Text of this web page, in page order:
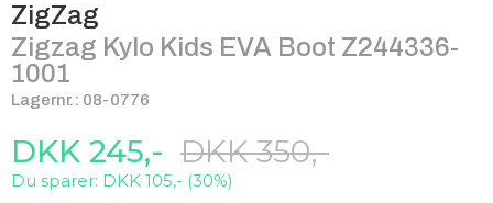
ZigZag
Zigzag Kylo Kids EVA Boot Z244336-
1001
Lagernr.: 08-0776
DKK 350,-
Du sparer: DKK 105,- (30%)
DKK 245,-